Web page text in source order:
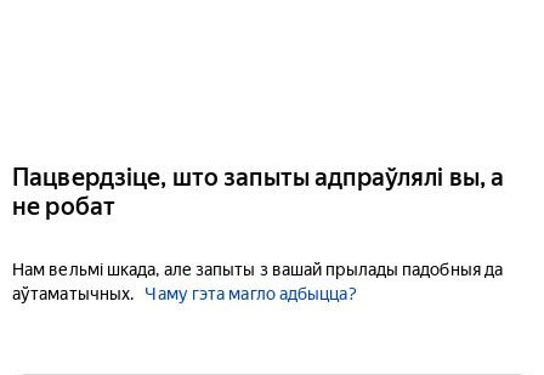
Пацвердзіце, што запыты адпраўлялі вы, а
не робат
Нам вельмі шкада, але запыты з вашай прылады падобныя да
аўтаматычных.
Чаму гэта магло адбыцца?